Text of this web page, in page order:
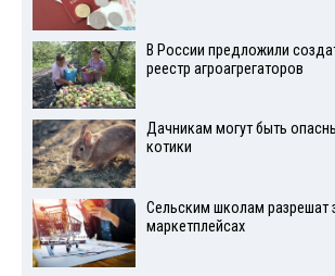
В России предложили
реестр агроагрегаторов
Дачникам могут быть
котики
Сельским школам разрешат
маркетплейсах